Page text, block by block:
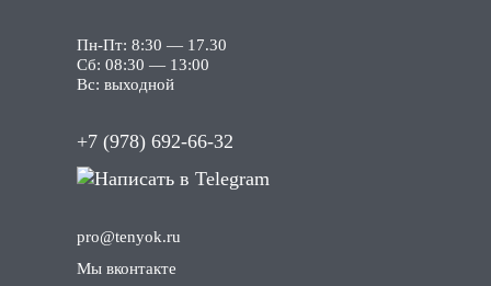
Пн-Пт: 8:30 — 17.30
Сб: 08:30 — 13:00
Вс: выходной
+7 (978) 692-66-32
pro@tenyok.ru
Мы вконтакте